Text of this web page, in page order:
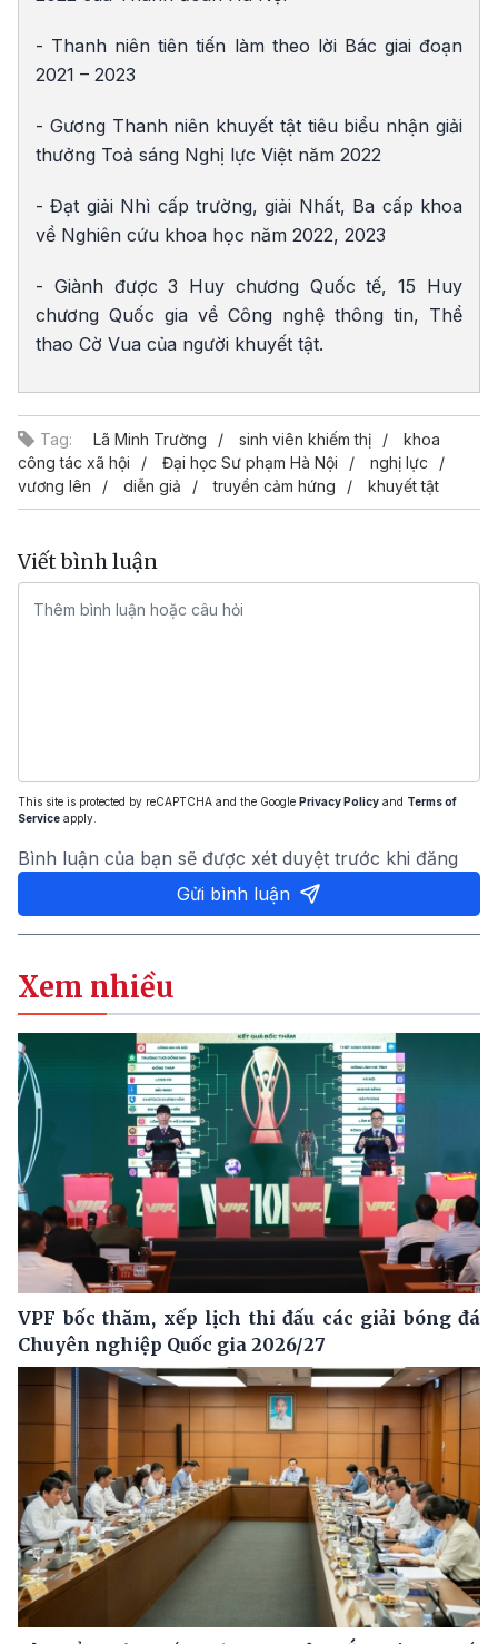
- Thanh niên tiên tiến làm theo lời Bác giai đoạn
2021 – 2023
- Gương Thanh niên khuyết tật tiêu biểu nhận giải
thưởng Toả sáng Nghị lực Việt năm 2022
- Đạt giải Nhì cấp trường, giải Nhất, Ba cấp khoa
về Nghiên cứu khoa học năm 2022, 2023
- Giành được 3 Huy chương Quốc tế, 15 Huy
chương Quốc gia về Công nghệ thông tin, Thể
thao Cờ Vua của người khuyết tật.
Tag: Lã Minh Trường sinh viên khiếm thị
khoa
công tác xã hội
Đại học Sư phạm Hà Nội
nghị lực
vương lên
diễn giả truyền cảm hứng khuyết tật
Viết bình luận
This site is protected by reCAPTCHA and the Google Privacy Policy and Terms of
Service apply.
Bình luận của bạn sẽ được xét duyệt trước khi đăng
Gửi bình luận
Xem nhiều
VPF bốc thăm, xếp lịch thi đấu các giải bóng đá
Chuyên nghiệp Quốc gia 2026/27